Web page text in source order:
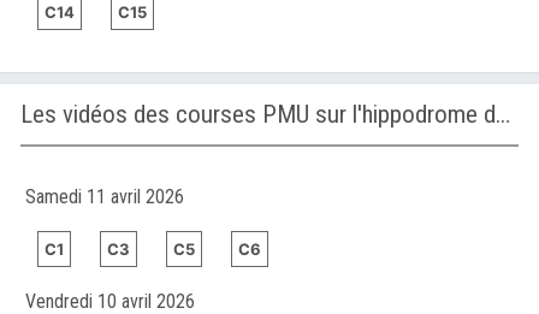
C14 C15
Les vidéos des courses PMU sur l'hippodrome de AINTREE
Samedi 11 avril 2026
C1 C3 C5 C6
Vendredi 10 avril 2026